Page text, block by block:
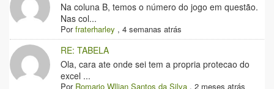
Na coluna B, temos o número do jogo em questão.
Nas col...
Porfraterharley ,4 semanas atrás
RE: TABELA
Ola, cara ate onde sei tem a propria protecao do
excel ...
Por Romario Wllian Santos da Silva ,2 meses atrás